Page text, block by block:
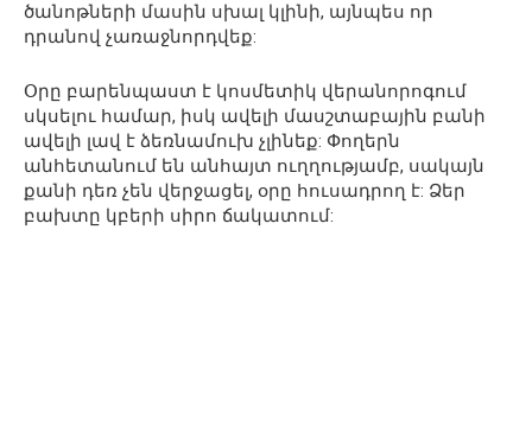
ծանոթների մասին սխալ կլինի, այնպես որ
դրանով չառաջնորդվեք:
Օրը բարենպաստ է կոսմետիկ վերանորոգում
սկսելու համար, իսկ ավելի մասշտաբային բանի
ավելի լավ է ձեռնամուխ չլինեք: Փողերն
անհետանում են անհայտ ուղղությամբ, սակայն
քանի դեռ չեն վերջացել, օրը հուսադրող է: Ձեր
բախտը կբերի սիրո ճակատում: